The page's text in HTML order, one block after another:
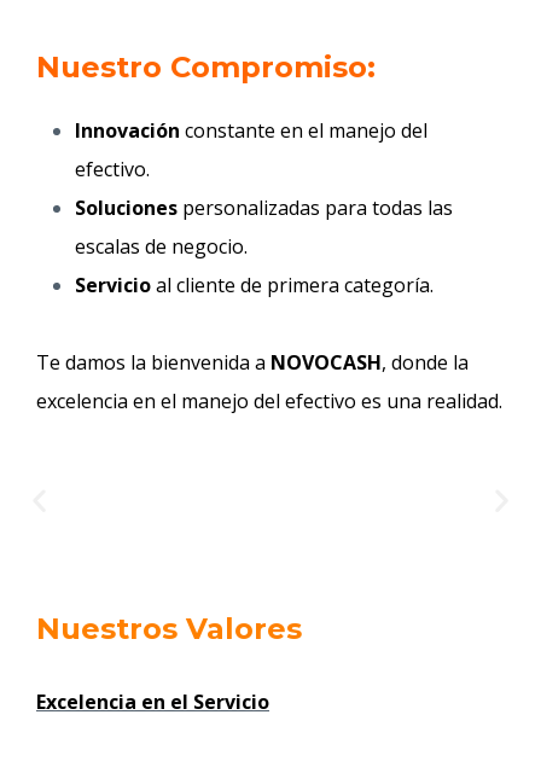
Nuestro Compromiso:
Innovación constante en el manejo del
efectivo.
Soluciones personalizadas para todas las
escalas de negocio.
Servicioal cliente de primera categoría.
Te damos la bienvenida a NOVOCASH, donde la
excelencia en el manejo del efectivo es una realidad.
Nuestros Valores
Excelencia en el Servicio